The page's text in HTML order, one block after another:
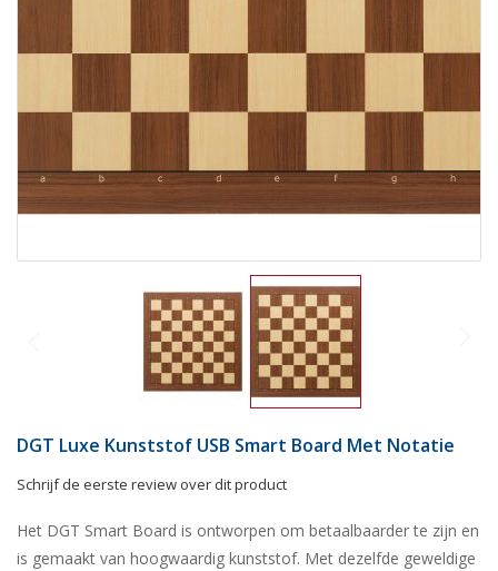
DGT Luxe Kunststof USB Smart Board Met Notatie
Schrijf de eerste review over dit product
Het DGT Smart Board is ontworpen om betaalbaarder te zijn en
is gemaakt van hoogwaardig kunststof. Met dezelfde geweldige